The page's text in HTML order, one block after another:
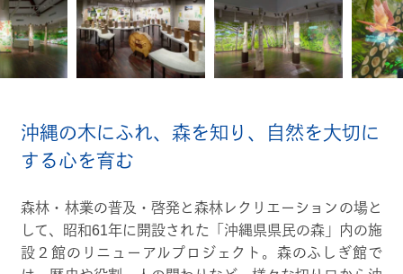
沖縄の木にふれ、森を知り、自然を大切に
する心を育む
森林・林業の普及・啓発と森林レクリエーションの場と
して、昭和61年に開設された「沖縄県県民の森」内の施
設２館のリニューアルプロジェクト。森のふしぎ館で